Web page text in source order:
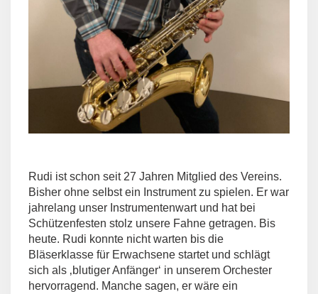
Rudi ist schon seit 27 Jahren Mitglied des Vereins.
Bisher ohne selbst ein Instrument zu spielen. Er war
jahrelang unser Instrumentenwart und hat bei
Schützenfesten stolz unsere Fahne getragen. Bis
heute. Rudi konnte nicht warten bis die
Bläserklasse für Erwachsene startet und schlägt
sich als ‚blutiger Anfänger‘ in unserem Orchester
hervorragend. Manche sagen, er wäre ein